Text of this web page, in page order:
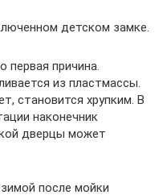
детском замке.
первая причина.
из пластмассы.
становится хрупким. В
наконечник
дверцы может
после мойки